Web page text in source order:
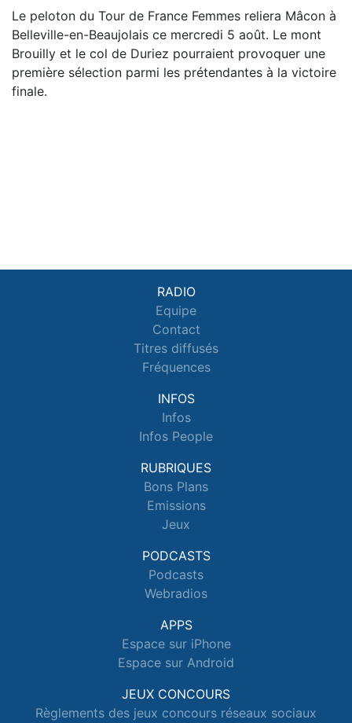
Le peloton du Tour de France Femmes reliera Mâcon à
Belleville-en-Beaujolais ce mercredi 5 août. Le mont
Brouilly et le col de Duriez pourraient provoquer une
première sélection parmi les prétendantes à la victoire
finale.
RADIO
Equipe
Contact
Titres diffusés
Fréquences
INFOS
Infos
Infos People
RUBRIQUES
Bons Plans
Emissions
Jeux
PODCASTS
Podcasts
Webradios
APPS
Espace sur iPhone
Espace sur Android
JEUX CONCOURS
Règlements des jeux concours réseaux sociaux